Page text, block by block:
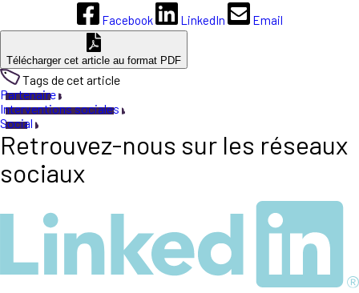
Facebook
LinkedIn Email
Télécharger cet article au format PDF
Tags de cet article
Partenaire
Interventions sociales
Social
Retrouvez-nous sur les réseaux
sociaux